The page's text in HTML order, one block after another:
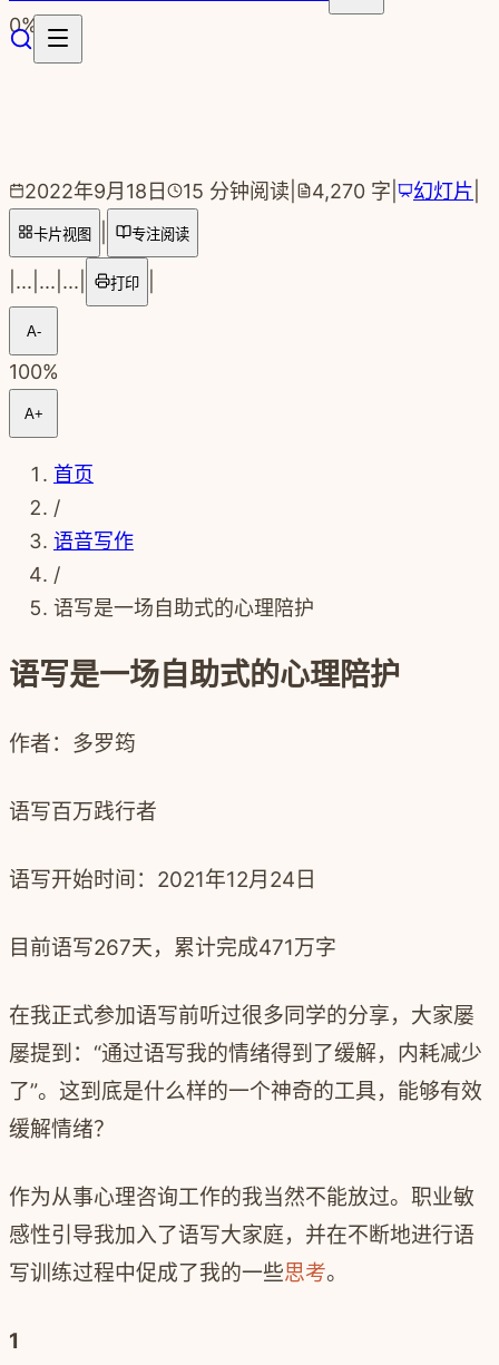
跳转到主要内容
0%
2022年9月18日 15 分钟阅读 4,270 字 幻灯片
卡片视图 专注阅读
... ... ... 打印
A-
100%
A+
首页
/
语音写作
/
语写是一场自助式的心理陪护
语写是一场自助式的心理陪护
作者：多罗筠
语写百万践行者
语写开始时间： 2021年12月 24 日
目前语写267天，累计完成471万字
在我正式参加语写前听过很多同学的分享，大家屡
屡提到：“通过语写我的情绪得到了缓解，内耗减少
了”。这到底是什么样的一个神奇的工具，能够有效
缓解情绪？
作为从事心理咨询工作的我当然不能放过。职业敏
感性引导我加入了语写大家庭，并在不断地进行语
写训练过程中促成了我的一些思考。
1